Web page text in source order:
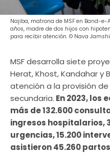
Najiba, matrona de MSF en Band-
años, madre de dos hijos con
para recibir atención. © Nava
MSF desarrolla siete
Herat, Khost, Kandahar y
atención a la provisión
secundaria. En 2023, los
más de 132.600
ingresos hospitalarios,
urgencias, 15.200
asistieron 45.260